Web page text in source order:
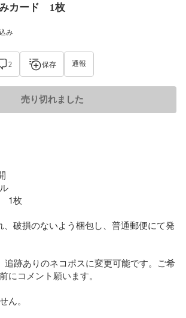
カード 1枚
み
2 保存 通報
売り切れました
1枚
、破損のないよう梱包し、普通郵便にて発
追跡ありのネコポスに変更可能です。ご希
にコメント願います。
ん。